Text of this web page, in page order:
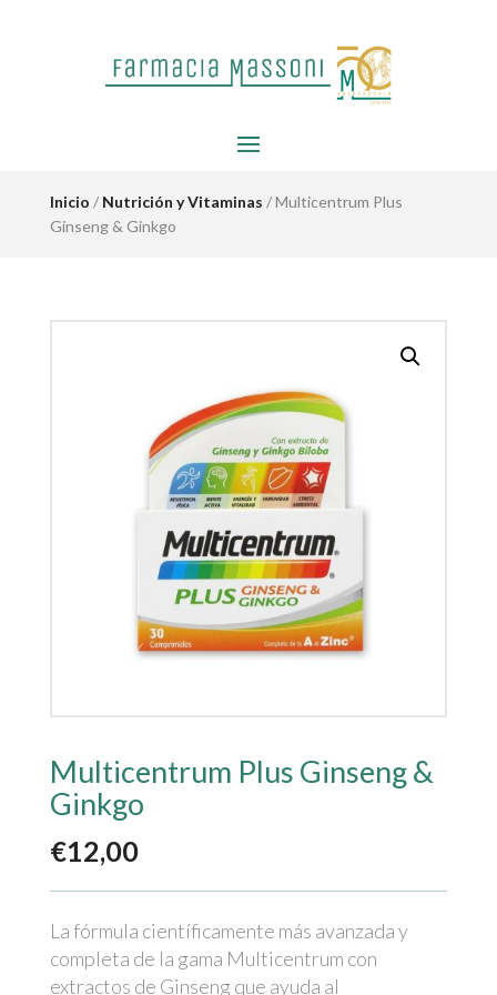
Inicio / Nutrición y Vitaminas / Multicentrum Plus
Ginseng & Ginkgo
Multicentrum Plus Ginseng &
Ginkgo
€12,00
La fórmula científicamente más avanzada y
completa de la gama Multicentrum con
extractos de Ginseng que ayuda al